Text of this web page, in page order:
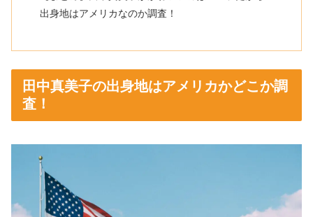
出身地はアメリカなのか調査！
田中真美子の出身地はアメリカかどこか調
査！